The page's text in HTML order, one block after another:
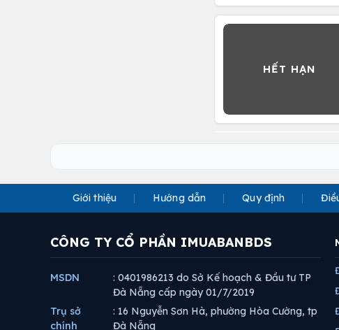
Giới thiệu Hướng dẫn Quy định
CÔNG TY CỔ PHẦN IMUABANBDS
MSDN
: 0401986213 do Sở Kế hoạch & Đầu tư TP
Đà Nẵng cấp ngày 01/7/2019
Trụ sở
chính
: 16 Nguyễn Sơn Hà, phường Hòa Cường, tp
Đà Nẵng